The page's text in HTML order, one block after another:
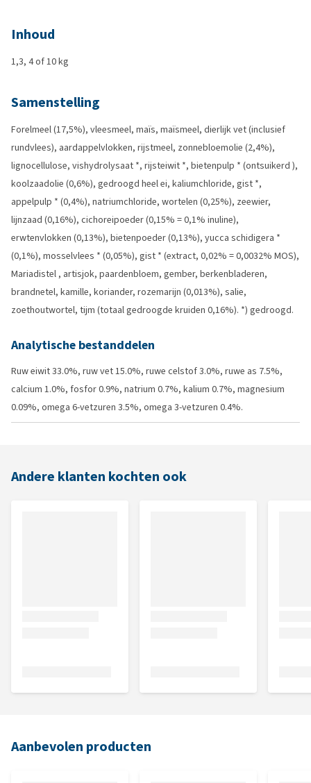
Inhoud
1,3, 4 of 10 kg
Samenstelling
Forelmeel (17,5%), vleesmeel, maïs, maïsmeel, dierlijk vet (inclusief
rundvlees), aardappelvlokken, rijstmeel, zonnebloemolie (2,4%),
lignocellulose, vishydrolysaat *, rijsteiwit *, bietenpulp * (ontsuikerd ),
koolzaadolie (0,6%), gedroogd heel ei, kaliumchloride, gist *,
appelpulp * (0,4%), natriumchloride, wortelen (0,25%), zeewier,
lijnzaad (0,16%), cichoreipoeder (0,15% = 0,1% inuline),
erwtenvlokken (0,13%), bietenpoeder (0,13%), yucca schidigera *
(0,1%), mosselvlees * (0,05%), gist * (extract, 0,02% = 0,0032% MOS),
Mariadistel , artisjok, paardenbloem, gember, berkenbladeren,
brandnetel, kamille, koriander, rozemarijn (0,013%), salie,
zoethoutwortel, tijm (totaal gedroogde kruiden 0,16%). *) gedroogd.
Analytische bestanddelen
Ruw eiwit 33.0%, ruw vet 15.0%, ruwe celstof 3.0%, ruwe as 7.5%,
calcium 1.0%, fosfor 0.9%, natrium 0.7%, kalium 0.7%, magnesium
0.09%, omega 6-vetzuren 3.5%, omega 3-vetzuren 0.4%.
Andere klanten kochten ook
Aanbevolen producten